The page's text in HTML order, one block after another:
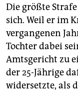
unterstützen
abo
genossenschaft
epaper login
Die größte
sich. Weil er im
vergangenen
Tochter dabei
Amtsgericht zu
der 25-Jährige
widersetzte, als